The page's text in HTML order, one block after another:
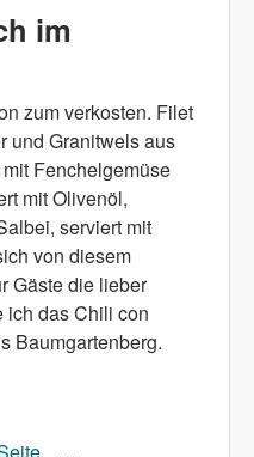
im
zum verkosten. Filet
und Granitwels aus
Fenchelgemüse
mit Olivenöl,
serviert mit
von diesem
Gäste die lieber
ich das Chili con
Baumgartenberg.